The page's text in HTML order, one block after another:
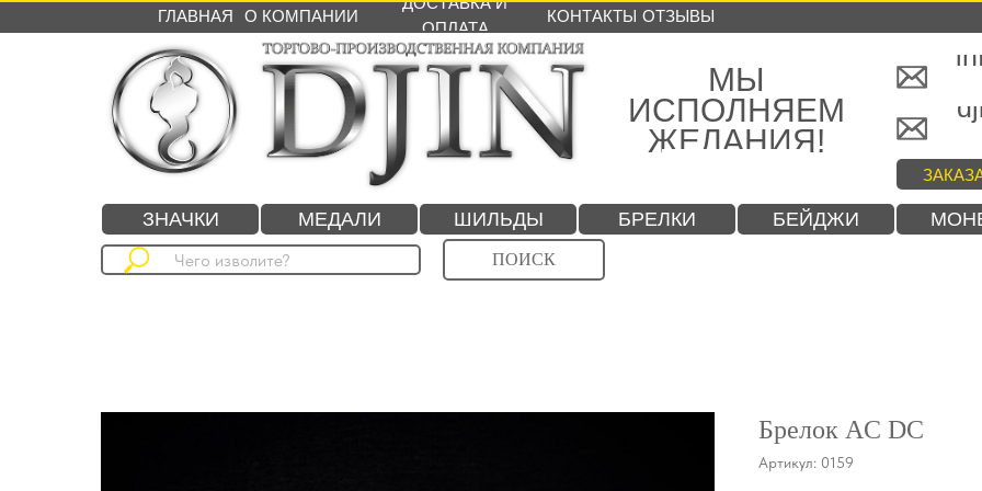
МЫ
ИСПОЛНЯЕМ
ЖЕЛАНИЯ!
ГЛАВНАЯ О КОМПАНИИ
ОПЛАТА
КОНТАКТЫ ОТЗЫВЫ
ЗНАЧКИ МЕДАЛИ ШИЛЬДЫ БРЕЛКИ БЕЙДЖИ
ПОИСК
Брелок AC DC
Артикул: 0159